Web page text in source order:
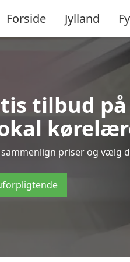
Forside Jylland
tilbud
priser og vælg